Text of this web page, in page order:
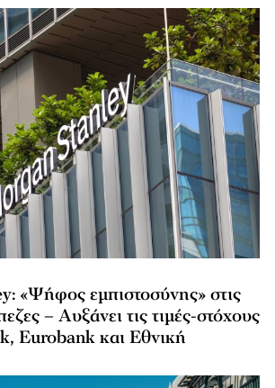
«Ψήφος εμπιστοσύνης» στις
– Αυξάνει τις τιμές-στόχους
Eurobank και Εθνική